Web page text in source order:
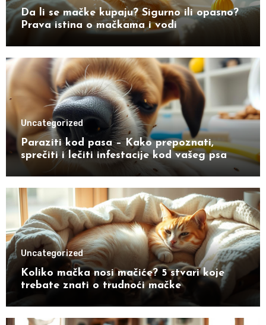
Da li se mačke kupaju? Sigurno ili opasno?
Prava istina o mačkama i vodi
Uncategorized
Paraziti kod pasa – Kako prepoznati,
sprečiti i lečiti infestacije kod vašeg psa
Uncategorized
Koliko mačka nosi mačiće? 5 stvari koje
trebate znati o trudnoći mačke